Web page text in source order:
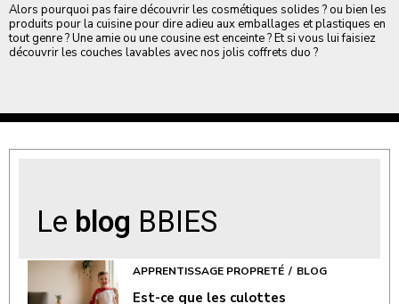
Alors pourquoi pas faire découvrir les cosmétiques solides ? ou bien les
produits pour la cuisine pour dire adieu aux emballages et plastiques en
tout genre ? Une amie ou une cousine est enceinte ? Et si vous lui faisiez
découvrir les couches lavables avec nos jolis coffrets duo ?
Le blog BBIES
APPRENTISSAGE PROPRETÉ BLOG
Est-ce que les culottes